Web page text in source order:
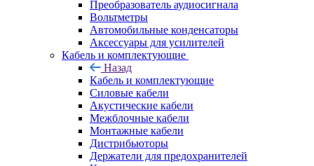
Преобразователь аудиосигнала
Вольтметры
Автомобильные конденсаторы
Аксессуары для усилителей
Кабель и комплектующие
Назад
Кабель и комплектующие
Силовые кабели
Акустические кабели
Межблочные кабели
Монтажные кабели
Дистрибьюторы
Держатели для предохранителей